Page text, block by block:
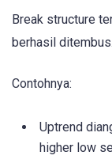
Break structure
berhasil ditembus.
Contohnya:
Uptrend
higher low